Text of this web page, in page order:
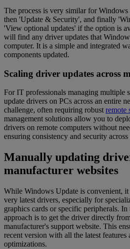
The process is very similar for
then 'Update & Security', and finally
'View optional updates' if the option is
will find any driver updates that
computer. It is a simple and integrated
components updated.
Scaling driver updates across
For IT professionals managing multiple
update drivers on PCs across an entire
challenge, often requiring robust remote
management solutions allow you to
drivers on remote computers without
ensuring consistency and security
Manually updating
manufacturer websites
While Windows Update is convenient, it
very latest drivers, especially for
graphics cards or specific peripherals. In
approach is to get the driver directly
manufacturer's support website. This
recent version with all the latest features
optimizations.